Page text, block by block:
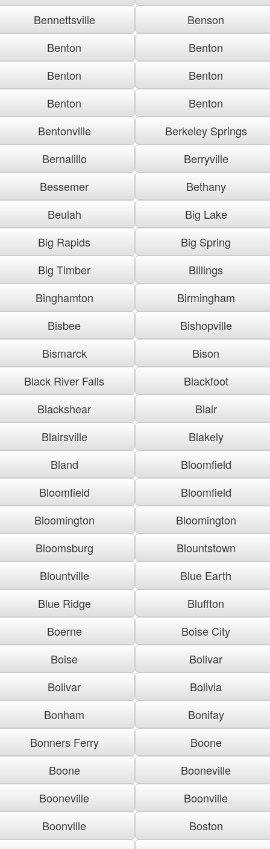
Bennettsville
Benson
Benton
Benton
Benton
Benton
Benton
Benton
Bentonville
Berkeley Springs
Bernalillo
Berryville
Bessemer
Bethany
Beulah
Big Lake
Big Rapids
Big Spring
Big Timber
Billings
Binghamton
Birmingham
Bisbee
Bishopville
Bismarck
Bison
Black River Falls
Blackfoot
Blackshear
Blair
Blairsville
Blakely
Bland
Bloomfield
Bloomfield
Bloomfield
Bloomington
Bloomington
Bloomsburg
Blountstown
Blountville
Blue Earth
Blue Ridge
Bluffton
Boerne
Boise City
Boise
Bolivar
Bolivar
Bolivia
Bonham
Bonifay
Bonners Ferry
Boone
Boone
Booneville
Booneville
Boonville
Boonville
Boston